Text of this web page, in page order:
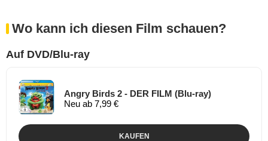
Wo kann ich diesen Film schauen?
Auf DVD/Blu-ray
Angry Birds 2 - DER FILM (Blu-ray)
Neu ab 7,99 €
KAUFEN